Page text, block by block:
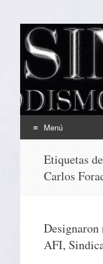
EL
Periodismo
Menú
contenido
Etiquetas
Carlos
Designaron
AFI,